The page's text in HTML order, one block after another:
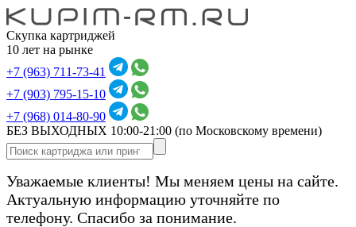
Скупка картриджей
10 лет на рынке
+7 (963) 711-73-41
+7 (903) 795-15-10
+7 (968) 014-80-90
БЕЗ ВЫХОДНЫХ 10:00-21:00 (по Московскому времени)
Уважаемые клиенты! Мы меняем цены на сайте.
Актуальную информацию уточняйте по
телефону. Спасибо за понимание.